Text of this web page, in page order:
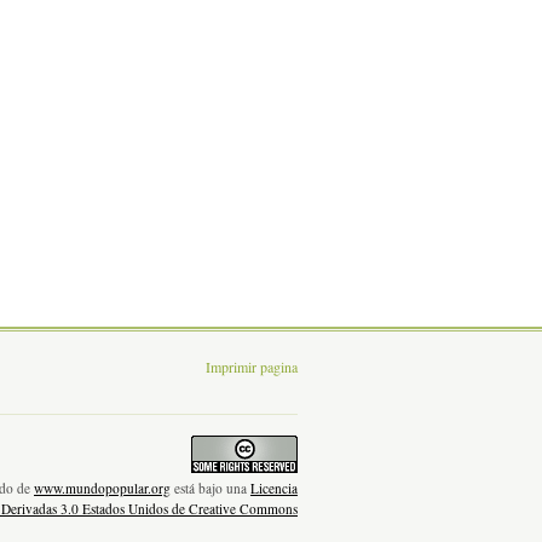
Imprimir pagina
de www.mundopopular.org está bajo una Licencia
3.0 Estados Unidos de Creative Commons